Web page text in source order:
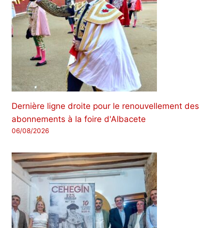
Dernière ligne droite pour le renouvellement des
abonnements à la foire d'Albacete
06/08/2026